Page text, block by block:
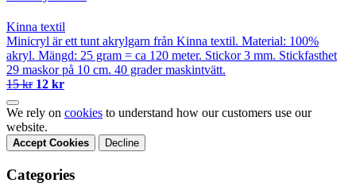
Kinna textil
Minicryl är ett tunt akrylgarn från Kinna textil. Material: 100%
akryl. Mängd: 25 gram = ca 120 meter. Stickor 3 mm. Stickfasthet
29 maskor på 10 cm. 40 grader maskintvätt.
15 kr 12 kr
We rely on cookies to understand how our customers use our
website.
Accept Cookies Decline
Categories